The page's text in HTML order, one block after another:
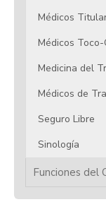
Médicos
Médicos
Medicina del
Médicos de
Seguro Libre
Sinología
Funciones del